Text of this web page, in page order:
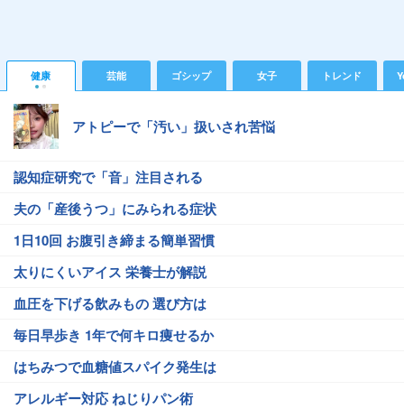
健康 芸能 ゴシップ 女子 トレンド
アトピーで「汚い」扱いされ苦悩
認知症研究で「音」注目される
夫の「産後うつ」にみられる症状
1日10回 お腹引き締まる簡単習慣
太りにくいアイス 栄養士が解説
血圧を下げる飲みもの 選び方は
毎日早歩き 1年で何キロ痩せるか
はちみつで血糖値スパイク発生は
アレルギー対応 ねじりパン術